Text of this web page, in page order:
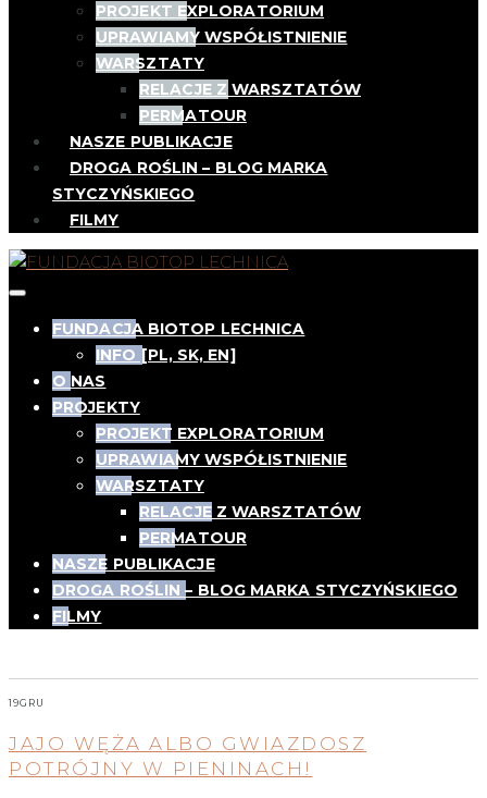
PROJEKT EXPLORATORIUM
UPRAWIAMY WSPÓŁISTNIENIE
WARSZTATY
RELACJE Z WARSZTATÓW
PERMATOUR
NASZE PUBLIKACJE
DROGA ROŚLIN – BLOG MARKA
STYCZYŃSKIEGO
FILMY
FUNDACJA BIOTOP LECHNICA
INFO [PL, SK, EN]
O NAS
PROJEKTY
PROJEKT EXPLORATORIUM
UPRAWIAMY WSPÓŁISTNIENIE
WARSZTATY
RELACJE Z WARSZTATÓW
PERMATOUR
NASZE PUBLIKACJE
DROGA ROŚLIN – BLOG MARKA STYCZYŃSKIEGO
FILMY
19GRU
JAJO WĘŻA ALBO GWIAZDOSZ
POTRÓJNY W PIENINACH!